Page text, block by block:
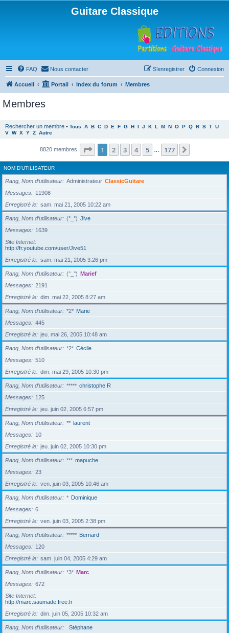
Guitare Classique
FAQ Nous contacter Connexion
S’enregistrer
Accueil Portail Index du forum Membres
Membres
Rechercher un membre • Tous A B C D E F G H I J K L M N O P Q R S T U
V W X Y Z Autre
8820 membres Page 1sur177
1 2 3 4 5 177
NOM D’UTILISATEUR
Rang, Nom d’utilisateur Administrateur ClassicGuitare
Messages
11908
Enregistré le
sam. mai 21, 2005 10:22 am
Rang, Nom d’utilisateur (°_°) Jive
Messages
1639
Site Internet
http://fr.youtube.com/user/Jive51
Enregistré le
sam. mai 21, 2005 3:26 pm
Rang, Nom d’utilisateur (°_°) Marief
Messages
2191
Enregistré le
dim. mai 22, 2005 8:27 am
Rang, Nom d’utilisateur *2* Marie
Messages
445
Enregistré le
jeu. mai 26, 2005 10:48 am
Rang, Nom d’utilisateur *2* Cécile
Messages
510
Enregistré le
dim. mai 29, 2005 10:30 pm
Rang, Nom d’utilisateur ***** christophe R
Messages
125
Enregistré le
jeu. juin 02, 2005 6:57 pm
Rang, Nom d’utilisateur ** laurent
Messages
10
Enregistré le
jeu. juin 02, 2005 10:30 pm
Rang, Nom d’utilisateur *** mapuche
Messages
23
Enregistré le
ven. juin 03, 2005 10:46 am
Rang, Nom d’utilisateur * Dominique
Messages
6
Enregistré le
ven. juin 03, 2005 2:38 pm
Rang, Nom d’utilisateur ***** Bernard
Messages
120
Enregistré le
sam. juin 04, 2005 4:29 am
Rang, Nom d’utilisateur *3* Marc
Messages
672
Site Internet
http://marc.saumade.free.fr
Enregistré le
dim. juin 05, 2005 10:32 am
Rang, Nom d’utilisateur
Stéphane